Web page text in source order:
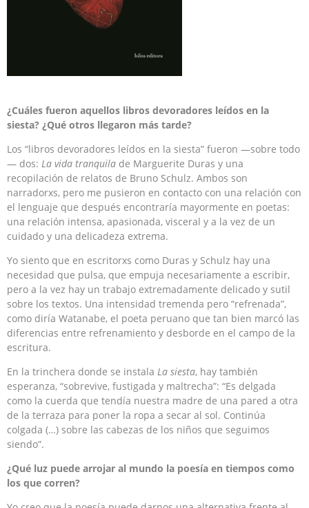
¿Cuáles fueron aquellos libros devoradores leídos en la
siesta? ¿Qué otros llegaron más tarde?
Los “libros devoradores leídos en la siesta” fueron —sobre todo
— dos: La vida tranquila de Marguerite Duras y una
recopilación de relatos de Bruno Schulz. Ambos son
narradorxs, pero me pusieron en contacto con una relación con
el lenguaje que después encontraría mayormente en poetas:
una relación intensa, apasionada, visceral y a la vez de un
cuidado y una delicadeza extrema.
Yo siento que en escritorxs como Duras y Schulz hay una
necesidad que pulsa, que empuja necesariamente a escribir,
pero a la vez hay un trabajo extremadamente delicado y sutil
sobre los textos. Una intensidad tremenda pero “refrenada”,
como diría Watanabe, el poeta peruano que tan bien marcó las
diferencias entre refrenamiento y desborde en el campo de la
escritura.
En la trinchera donde se instala La siesta, hay también
esperanza, “sobrevive, fustigada y maltrecha”: “Es delgada
como la cuerda que tendía nuestra madre de una pared a otra
de la terraza para poner la ropa a secar al sol. Continúa
colgada (…) sobre las cabezas de los niños que seguimos
siendo”.
¿Qué luz puede arrojar al mundo la poesía en tiempos como
los que corren?